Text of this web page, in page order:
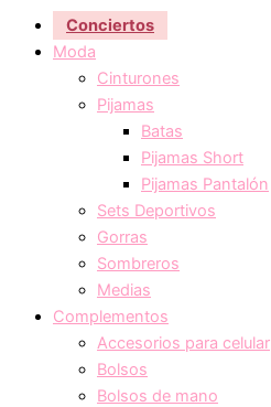
Conciertos
Moda
Cinturones
Pijamas
Batas
Pijamas Short
Pijamas Pantalón
Sets Deportivos
Gorras
Sombreros
Medias
Complementos
Accesorios para celular
Bolsos
Bolsos de mano